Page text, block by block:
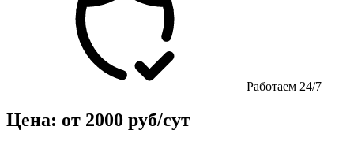
Работаем 24/7
Цена: от 2000 руб/сут